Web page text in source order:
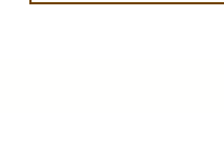
22,00€.